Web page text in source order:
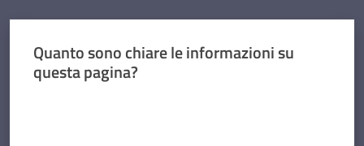
Quanto sono chiare le informazioni su
questa pagina?